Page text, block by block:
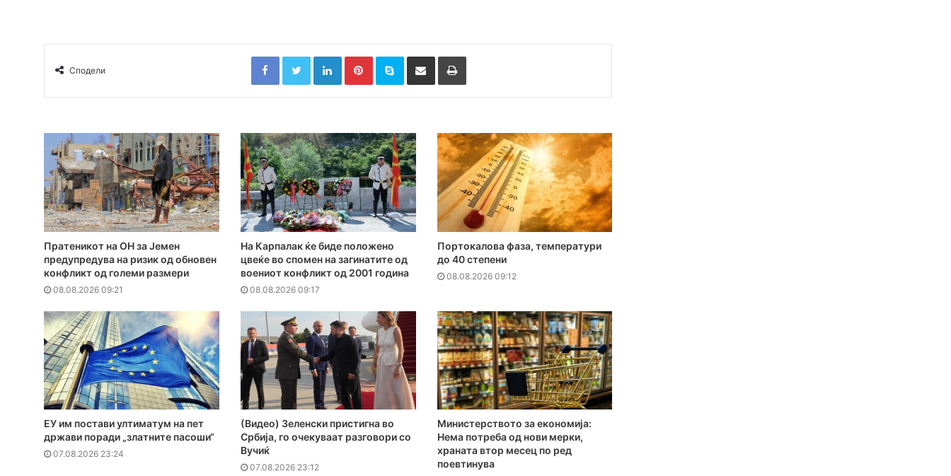
Сподели
FacebookTwitterLinkedInPinterestSkype Сподели преку Е-маил Испринтај
Пратеникот на ОН за Јемен
предупредува на ризик од обновен
конфликт од големи размери
08.08.2026 09:21
На Карпалак ќе биде положено
цвеќе во спомен на загинатите од
воениот конфликт од 2001 година
08.08.2026 09:17
Портокалова фаза, температури
до 40 степени
08.08.2026 09:12
ЕУ им постави ултиматум на пет
држави поради „златните пасоши“
07.08.2026 23:24
(Видео) Зеленски пристигна во
Србија, го очекуваат разговори со
Вучиќ
07.08.2026 23:12
Министерството за економија:
Нема потреба од нови мерки,
храната втор месец по ред
поевтинува